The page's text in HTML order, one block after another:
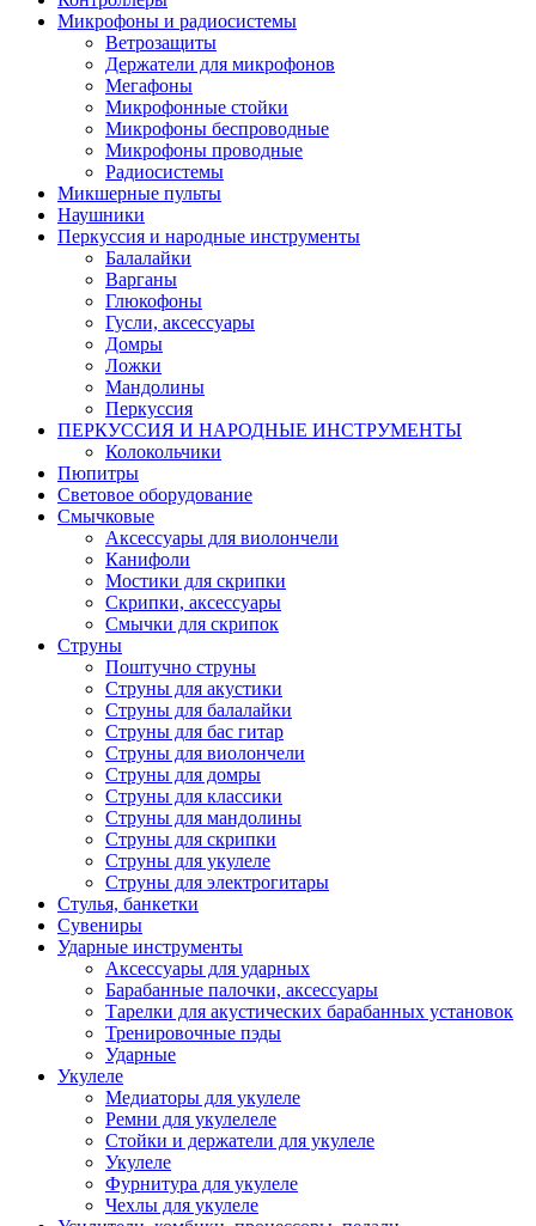
Микрофоны и радиосистемы
Ветрозащиты
Держатели для микрофонов
Мегафоны
Микрофонные стойки
Микрофоны беспроводные
Микрофоны проводные
Радиосистемы
Микшерные пульты
Наушники
Перкуссия и народные инструменты
Балалайки
Варганы
Глюкофоны
Гусли, аксессуары
Домры
Ложки
Мандолины
Перкуссия
ПЕРКУССИЯ И НАРОДНЫЕ ИНСТРУМЕНТЫ
Колокольчики
Пюпитры
Световое оборудование
Смычковые
Аксессуары для виолончели
Канифоли
Мостики для скрипки
Скрипки, аксессуары
Смычки для скрипок
Струны
Поштучно струны
Струны для акустики
Струны для балалайки
Струны для бас гитар
Струны для виолончели
Струны для домры
Струны для классики
Струны для мандолины
Струны для скрипки
Струны для укулеле
Струны для электрогитары
Стулья, банкетки
Сувениры
Ударные инструменты
Аксессуары для ударных
Барабанные палочки, аксессуары
Тарелки для акустических барабанных установок
Тренировочные пэды
Ударные
Укулеле
Медиаторы для укулеле
Ремни для укулелеле
Стойки и держатели для укулеле
Укулеле
Фурнитура для укулеле
Чехлы для укулеле